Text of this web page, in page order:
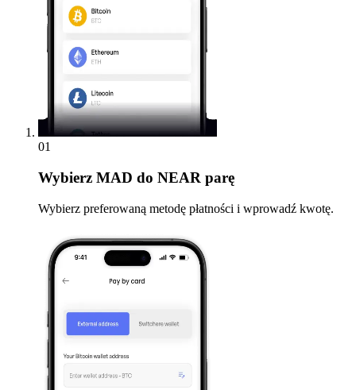
01
Wybierz MAD do NEAR parę
Wybierz preferowaną metodę płatności i wprowadź kwotę.